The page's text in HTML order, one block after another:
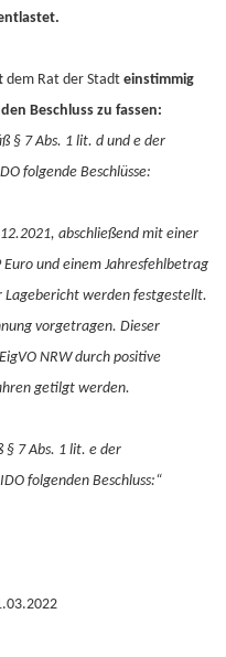
dem Rat der Stadt einstimmig
Beschluss zu fassen:
§ 7 Abs. 1 lit. d und e der
folgende Beschlüsse:
abschließend mit einer
und einem Jahresfehlbetrag
Lagebericht werden festgestellt.
vorgetragen. Dieser
NRW durch positive
getilgt werden.
§ 7 Abs. 1 lit. e der
folgenden Beschluss:“